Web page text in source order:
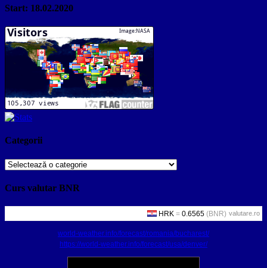
Start: 18.02.2020
Categorii
Categorii
Curs valutar BNR
valutare.ro
world-weather.info/forecast/romania/bucharest/
https://world-weather.info/forecast/usa/denver/